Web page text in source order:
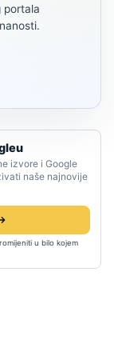
portala
izvore i Google
naše najnovije
u bilo kojem